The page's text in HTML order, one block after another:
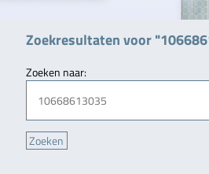
Zoekresultaten voor
Zoeken naar: